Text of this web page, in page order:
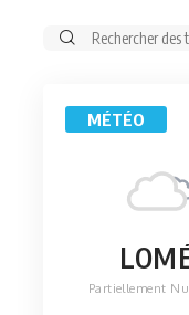
Rechercher:
MÉTÉO
Partiellement